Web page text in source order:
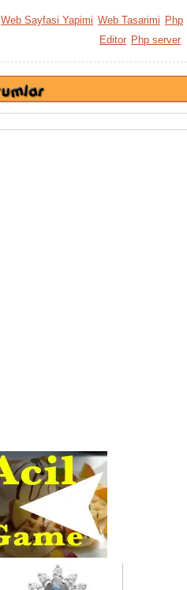
Web Sayfasi Yapimi Web Tasarimi Php
Editor Php server